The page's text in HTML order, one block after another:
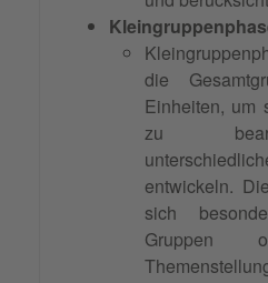
die
Einheiten, um
zu
entwickeln.
sich
Gruppen